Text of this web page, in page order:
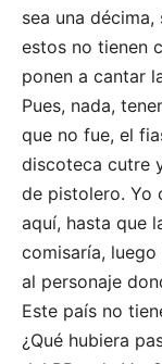
sea una
estos no tienen
ponen a cantar
Pues, nada,
que no fue, el
discoteca cutre
de pistolero. Yo
aquí, hasta que
comisaría,
al personaje
Este país no
¿Qué hubiera